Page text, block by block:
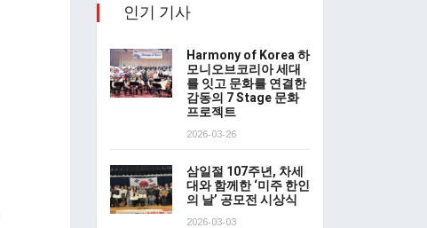
인기 기사
Harmony of Korea 하
모니오브코리아 세대
를 잇고 문화를 연결한
감동의 7 Stage 문화
프로젝트
2026-03-26
삼일절 107주년, 차세
대와 함께한 ‘미주 한인
의 날’ 공모전 시상식
2026-03-03